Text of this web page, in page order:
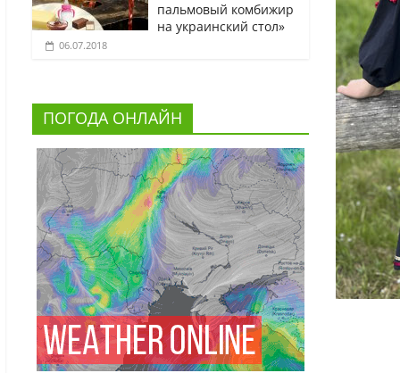
пальмовый комбижир
на украинский стол»
06.07.2018
ПОГОДА ОНЛАЙН